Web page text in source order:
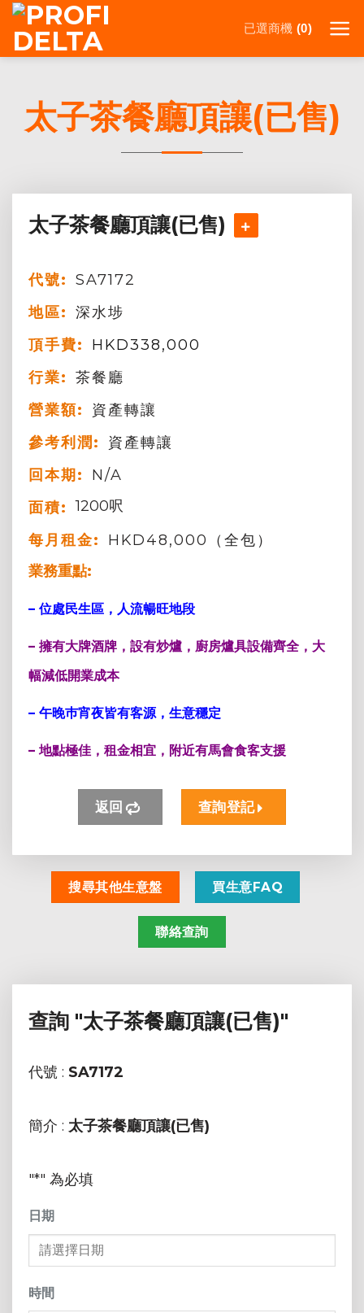
Skip
content
已選商機 0
太子茶餐廳頂讓(已售)
太子茶餐廳頂讓(已售)
代號: SA7172
地區: 深水埗
頂手費:
HKD338,000
行業: 茶餐廳
營業額:
資產轉讓
參考利潤:
資產轉讓
回本期:
N/A
面積: 1200呎
每月租金:
HKD48,000（全包）
業務重點:
– 位處民生區，人流暢旺地段
– 擁有大牌酒牌，設有炒爐，廚房爐具設備齊全，大
幅減低開業成本
– 午晚巿宵夜皆有客源，生意穩定
– 地點極佳，租金相宜，附近有馬會食客支援
返回 查詢登記
搜尋其他生意盤 買生意FAQ
聯絡查詢
查詢 "太子茶餐廳頂讓(已售)"
代號 : SA7172
簡介 : 太子茶餐廳頂讓(已售)
"*" 為必填
日期
時間